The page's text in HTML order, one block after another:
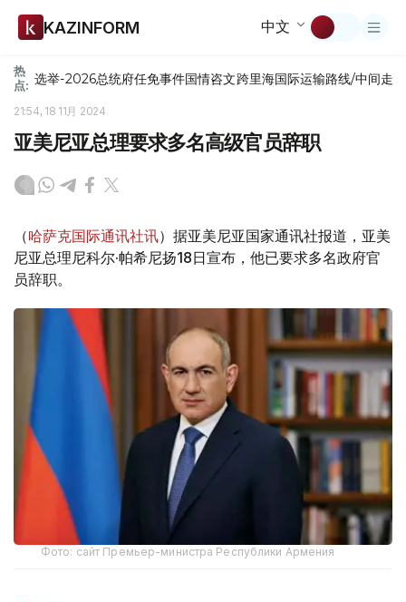
KAZINFORM 中文
热
点: 选举-2026总统府任免事件国情咨文跨里海国际运输路线/中间走廊
21:54, 18 11月 2024
亚美尼亚总理要求多名高级官员辞职
（哈萨克国际通讯社讯）据亚美尼亚国家通讯社报道，亚美
尼亚总理尼科尔·帕希尼扬18日宣布，他已要求多名政府官
员辞职。
Фото: сайт Премьер-министра Республики Армения